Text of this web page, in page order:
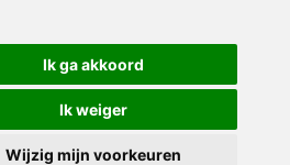
Ik ga akkoord
Ik weiger
Wijzig mijn voorkeuren